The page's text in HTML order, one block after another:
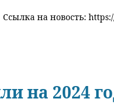
Ссылка на новость:
на 2024